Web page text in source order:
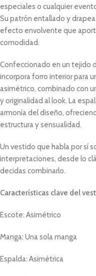
especiales o cualquier
Su patrón entallado y
efecto envolvente que
comodidad.
Confeccionado en un tejido
incorpora forro interior para
asimétrico, combinado con
y originalidad al look. La
armonía del diseño,
estructura y sensualidad.
Un vestido que habla por sí
interpretaciones, desde lo
decidas combinarlo.
Características clave del
Escote: Asimétrico
Manga: Una sola manga
Espalda: Asimétrica